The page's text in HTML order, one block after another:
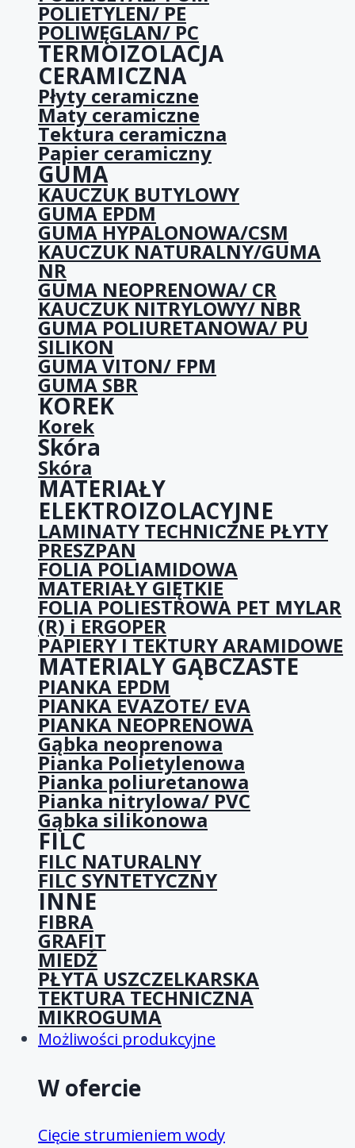
POLIETYLEN/ PE
POLIWĘGLAN/ PC
TERMOIZOLACJA
CERAMICZNA
Płyty ceramiczne
Maty ceramiczne
Tektura ceramiczna
Papier ceramiczny
GUMA
KAUCZUK BUTYLOWY
GUMA EPDM
GUMA HYPALONOWA/CSM
KAUCZUK NATURALNY/GUMA
NR
GUMA NEOPRENOWA/ CR
KAUCZUK NITRYLOWY/ NBR
GUMA POLIURETANOWA/ PU
SILIKON
GUMA VITON/ FPM
GUMA SBR
KOREK
Korek
Skóra
Skóra
MATERIAŁY
ELEKTROIZOLACYJNE
LAMINATY TECHNICZNE PŁYTY
PRESZPAN
FOLIA POLIAMIDOWA
MATERIAŁY GIĘTKIE
FOLIA POLIESTROWA PET MYLAR
(R) i ERGOPER
PAPIERY I TEKTURY ARAMIDOWE
MATERIALY GĄBCZASTE
PIANKA EPDM
PIANKA EVAZOTE/ EVA
PIANKA NEOPRENOWA
Gąbka neoprenowa
Pianka Polietylenowa
Pianka poliuretanowa
Pianka nitrylowa/ PVC
Gąbka silikonowa
FILC
FILC NATURALNY
FILC SYNTETYCZNY
INNE
FIBRA
GRAFIT
MIEDŹ
PŁYTA USZCZELKARSKA
TEKTURA TECHNICZNA
MIKROGUMA
Możliwości produkcyjne
W ofercie
Cięcie strumieniem wody